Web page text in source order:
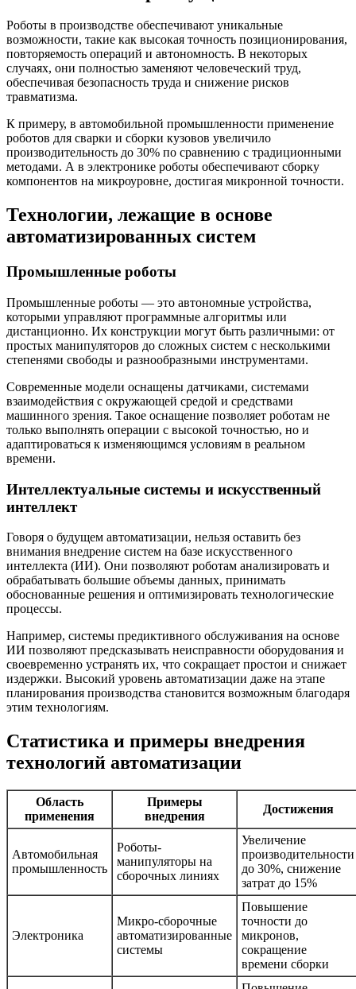
Роботы в производстве обеспечивают уникальные
возможности, такие как высокая точность позиционирования,
повторяемость операций и автономность. В некоторых
случаях, они полностью заменяют человеческий труд,
обеспечивая безопасность труда и снижение рисков
травматизма.
К примеру, в автомобильной промышленности применение
роботов для сварки и сборки кузовов увеличило
производительность до 30% по сравнению с традиционными
методами. А в электронике роботы обеспечивают сборку
компонентов на микроуровне, достигая микронной точности.
Технологии, лежащие в основе
автоматизированных систем
Промышленные роботы
Промышленные роботы — это автономные устройства,
которыми управляют программные алгоритмы или
дистанционно. Их конструкции могут быть различными: от
простых манипуляторов до сложных систем с несколькими
степенями свободы и разнообразными инструментами.
Современные модели оснащены датчиками, системами
взаимодействия с окружающей средой и средствами
машинного зрения. Такое оснащение позволяет роботам не
только выполнять операции с высокой точностью, но и
адаптироваться к изменяющимся условиям в реальном
времени.
Интеллектуальные системы и искусственный
интеллект
Говоря о будущем автоматизации, нельзя оставить без
внимания внедрение систем на базе искусственного
интеллекта (ИИ). Они позволяют роботам анализировать и
обрабатывать большие объемы данных, принимать
обоснованные решения и оптимизировать технологические
процессы.
Например, системы предиктивного обслуживания на основе
ИИ позволяют предсказывать неисправности оборудования и
своевременно устранять их, что сокращает простои и снижает
издержки. Высокий уровень автоматизации даже на этапе
планирования производства становится возможным благодаря
этим технологиям.
Статистика и примеры внедрения
технологий автоматизации
Область
применения
Примеры
внедрения
Достижения
Автомобильная
промышленность
Роботы-
манипуляторы на
сборочных линиях
Увеличение
производительности
до 30%, снижение
затрат до 15%
Электроника
Микро-сборочные
автоматизированные
системы
Повышение
точности до
микронов,
сокращение
времени сборки